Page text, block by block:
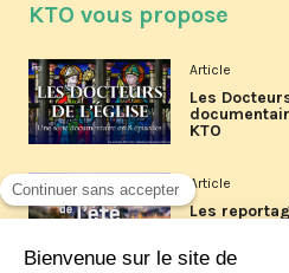
KTO vous propose
Article
Les
KTO
Article
Les